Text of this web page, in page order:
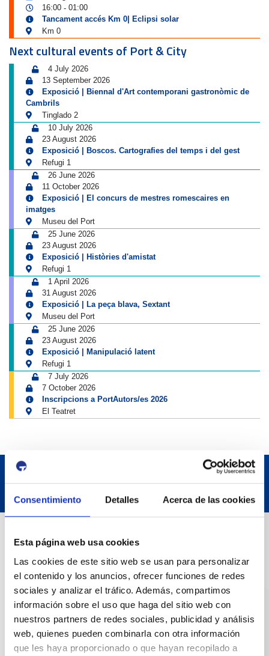
Consentimiento Detalles Acerca de las cookies
Esta página web usa cookies
Las cookies de este sitio web se usan para personalizar
el contenido y los anuncios, ofrecer funciones de redes
sociales y analizar el tráfico. Además, compartimos
información sobre el uso que haga del sitio web con
nuestros partners de redes sociales, publicidad y análisis
web, quienes pueden combinarla con otra información
que les haya proporcionado o que hayan recopilado a
16:00 - 01:00
Tancament accés Km 0| Eclipsi solar
Km 0
Next cultural events of Port & City
4 July 2026
13 September 2026
Exposició | Biennal d'Art contemporani gastronòmic de
Cambrils
Tinglado 2
10 July 2026
23 August 2026
Exposició | Boscos. Cartografies del temps i del gest
Refugi 1
26 June 2026
11 October 2026
Exposició | El concurs de mestres romescaires en
imatges
Museu del Port
25 June 2026
23 August 2026
Exposició | Històries d'amistat
Refugi 1
1 April 2026
31 August 2026
Exposició | La peça blava, Sextant
Museu del Port
25 June 2026
23 August 2026
Exposició | Manipulació latent
Refugi 1
7 July 2026
7 October 2026
Inscripcions a PortAutors/es 2026
El Teatret
Contact
Adreça
Passeig de l'Escullera s/n, 43004 Tarragona
Contact number
977 259 400